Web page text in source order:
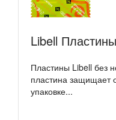
Libell
Пластины Libell без
пластина защищает
упаковке...